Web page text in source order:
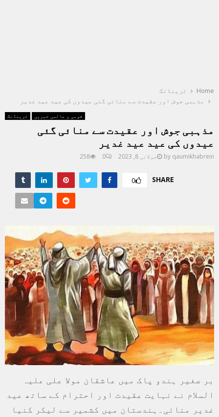
Home
ٹرینڈنگ
مذہبی جوش اور عقیدت سے منائی گئی عیدوں کی عید عید غدیر
ٹرینڈنگ قومی و عالمی خبریں
مذہبی جوش اور عقیدت سے منائی گئی
عیدوں کی عید عید غدیر
by qaumikhabrein جولائی 8, 2023 0
258
SHARE
0
بر صغیر ہندو پاک میں عاشقان مولا علی علیہ
السلام نے نہایت عقیدت اور احترام کے ساتھ عید
غدیر منائی۔ہندستان میں کشمیر سے لیکر کنیا